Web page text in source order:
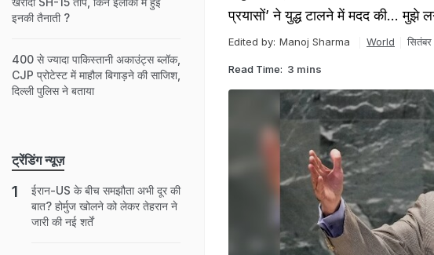
प्रयासों’ ने युद्ध टालने में मदद की... मुझे
Edited by: Manoj Sharma World
Read Time: 3 mins
इनकी तैनाती ?
400 से ज्यादा पाकिस्तानी अकाउंट्स ब्लॉक,
CJP प्रोटेस्ट में माहौल बिगाड़ने की साजिश,
दिल्ली पुलिस ने बताया
ट्रेंडिंग न्यूज़
ईरान-US के बीच समझौता अभी दूर की
बात? होर्मुज खोलने को लेकर तेहरान ने
जारी की नई शर्तें